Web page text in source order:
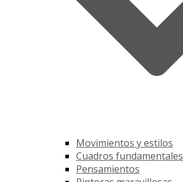
Movimientos y estilos
Cuadros fundamentales
Pensamientos